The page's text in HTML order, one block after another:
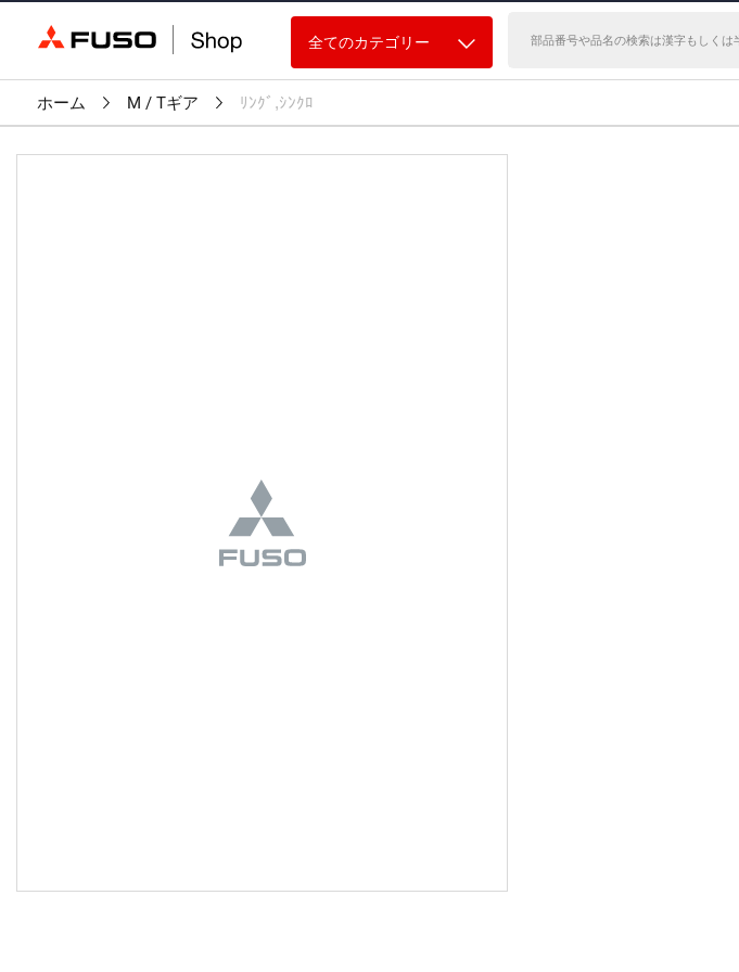
全てのカテゴリー
ホーム M / Tギア ﾘﾝｸﾞ,ｼﾝｸﾛ